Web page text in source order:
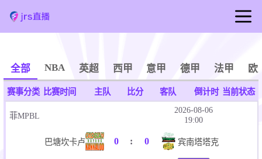
足球直播
篮球直播
全部 NBA 英超 西甲 意甲 德甲 法甲 欧
赛事分类 比赛时间 主队 比分 客队 倒计时 当前状态
菲MPBL
2026-08-06
19:00
巴塘坎卡卢 0 : 0 宾南塔塔克